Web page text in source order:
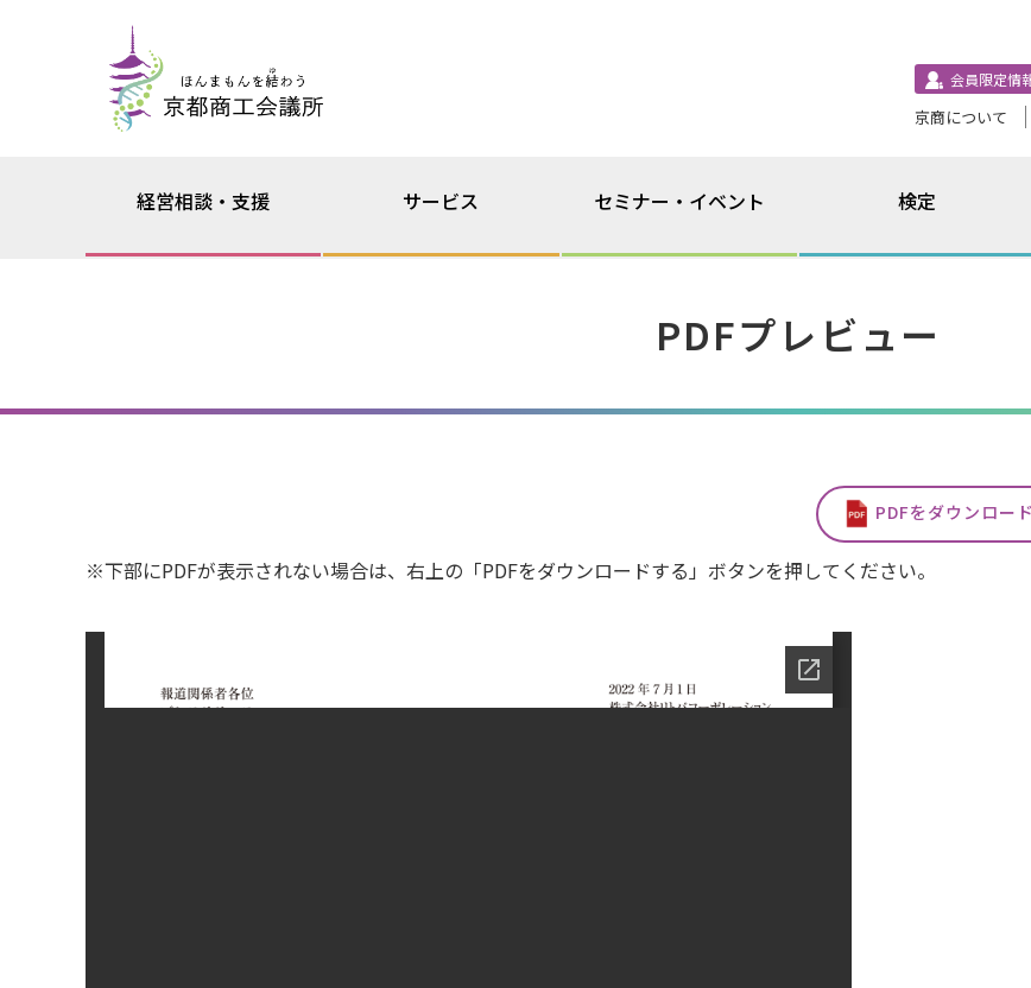
会員限定情
京商について
経営相談・支援 サービス セミナー・イベント 検定
PDFプレビュー
PDFをダウンロー
※下部にPDFが表示されない場合は、右上の「PDFをダウンロードする」ボタンを押してください。